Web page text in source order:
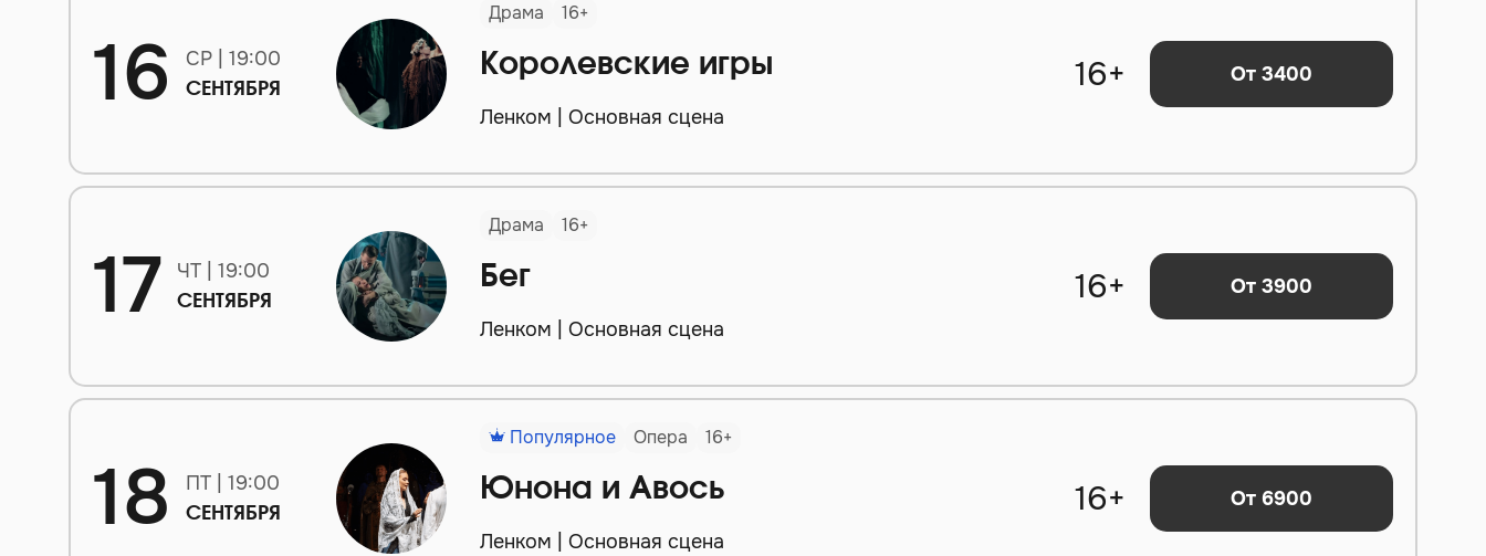
16 СР | 19:00
СЕНТЯБРЯ
Драма 16+
Королевские игры
Ленком | Основная сцена
16+ От 3400
17 ЧТ | 19:00
СЕНТЯБРЯ
Драма 16+
Бег
Ленком | Основная сцена
16+ От 3900
18 ПТ | 19:00
СЕНТЯБРЯ
Популярное Опера 16+
Юнона и Авось
Ленком | Основная сцена
16+ От 6900